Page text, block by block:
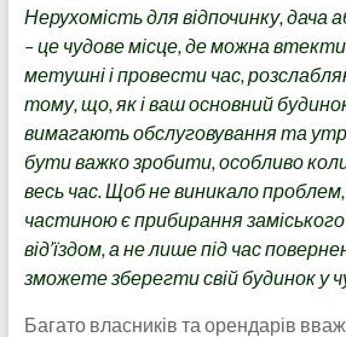
Нерухомість для відпочинку, дача
– це чудове місце, де можна втекти
метушні і провести час,
тому, що, як і ваш основний
вимагають обслуговування та
бути важко зробити, особливо
весь час. Щоб не виникало
частиною є прибирання
від’їздом, а не лише під час
зможете зберегти свій будинок у
Багато власників та орендарів